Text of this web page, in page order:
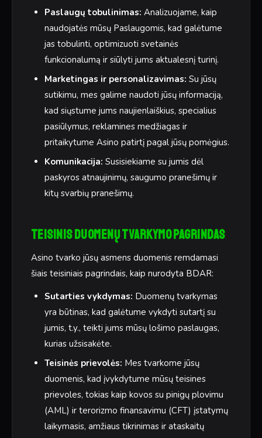
Paslaugų tobulinimas: Analizuojame, kaip
naudojatės mūsų Paslaugomis, kad galėtume
jas tobulinti, optimizuoti svetainės
funkcionalumą ir siūlyti jums aktualesnį turinį.
Marketingas ir personalizavimas: Su jūsų
sutikimu, mes galime naudoti jūsų informaciją,
kad siųstume jums naujienlaiškius, specialius
pasiūlymus, reklamines medžiagas ir
pritaikytume Asino patirtį pagal jūsų pomėgius.
Komunikacija: Susisiekiame su jumis dėl
paskyros atnaujinimų, saugumo pranešimų ir
kitų svarbių pranešimų.
Teisinis duomenų tvarkymo pagrindas
Asino tvarko jūsų asmens duomenis remdamasi
šiais teisiniais pagrindais, kaip nurodyta BDAR:
Sutarties vykdymas: Duomenų tvarkymas
yra būtinas, kad galėtume vykdyti sutartį su
jumis, t.y., teikti jums mūsų lošimo paslaugas,
kurias užsisakėte.
Teisinės prievolės: Mes tvarkome jūsų
duomenis, kad įvykdytume mūsų teisines
prievoles, tokias kaip kovos su pinigų plovimu
(AML) ir terorizmo finansavimu (CFT) įstatymų
laikymasis, amžiaus tikrinimas ir ataskaitų